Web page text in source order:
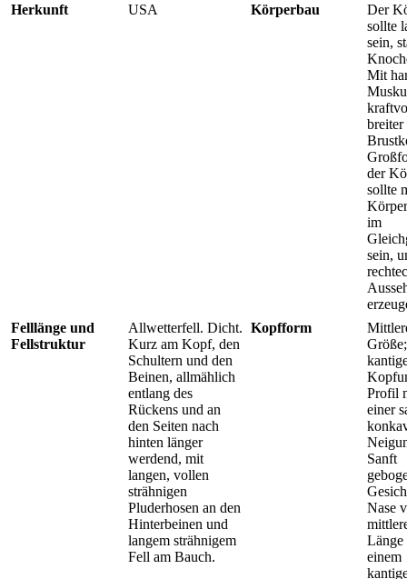
Herkunft USA Körperbau
Der
sollte
sein,
Mit
breiter
der
sollte
im
sein,
Felllänge und
Fellstruktur
Allwetterfell. Dicht.
Kurz am Kopf, den
Schultern und den
Beinen, allmählich
entlang des
Rückens und an
den Seiten nach
hinten länger
werdend, mit
langen, vollen
strähnigen
Pluderhosen an den
Hinterbeinen und
langem strähnigem
Fell am Bauch.
Kopfform
Größe;
Profil
einer
Sanft
Nase
Länge
einem